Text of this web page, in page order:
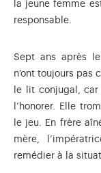
la jeune femme
responsable.
Sept ans après
n’ont toujours pas
le lit conjugal,
l’honorer. Elle
le jeu. En frère
mère,
remédier à la